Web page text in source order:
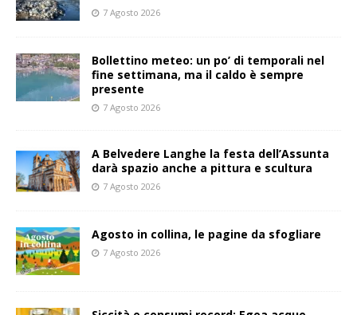
7 Agosto 2026
Bollettino meteo: un po’ di temporali nel
fine settimana, ma il caldo è sempre
presente
7 Agosto 2026
A Belvedere Langhe la festa dell’Assunta
darà spazio anche a pittura e scultura
7 Agosto 2026
Agosto in collina, le pagine da sfogliare
7 Agosto 2026